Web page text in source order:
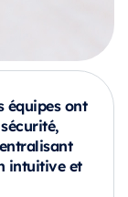
équipes ont
intuitive et